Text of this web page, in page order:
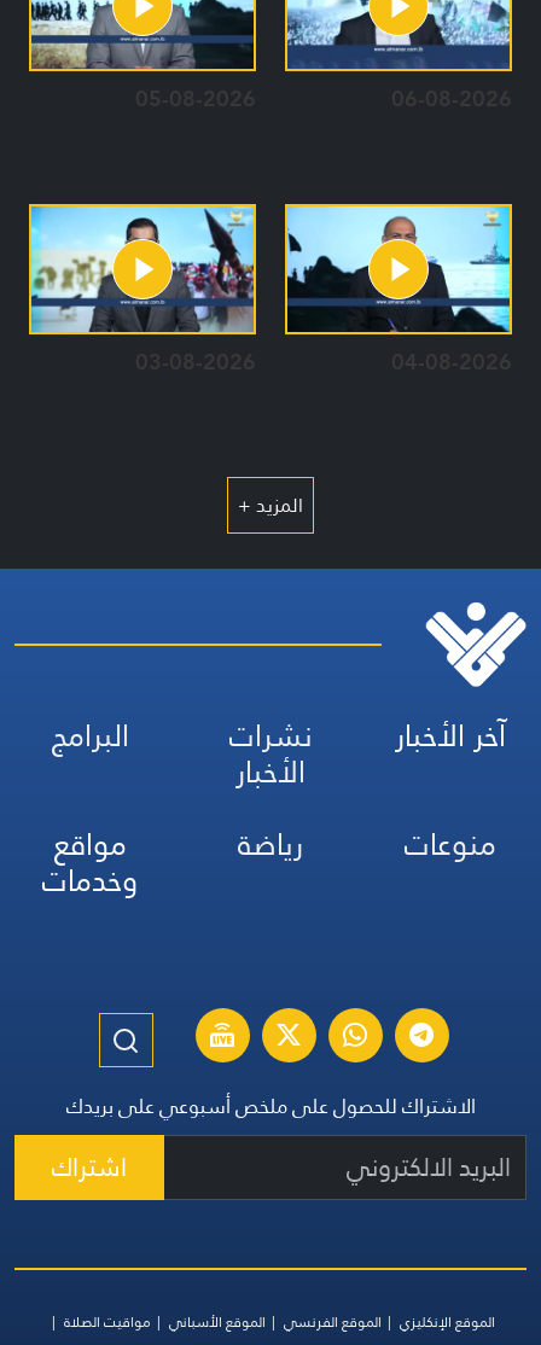
06-08-2026
05-08-2026
04-08-2026
03-08-2026
المزيد +
آخر الأخبار نشرات
الأخبار
البرامج
منوعات
رياضة مواقع
وخدمات
الاشتراك للحصول على ملخص أسبوعي على بريدك
اشتراك
الموقع الإنكليزي الموقع الفرنسي الموقع الأسباني
مواقيت الصلاة